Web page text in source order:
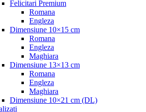
Felicitari Premium
Romana
Engleza
Dimensiune 10×15 cm
Romana
Engleza
Maghiara
Dimensiune 13×13 cm
Romana
Engleza
Maghiara
Dimensiune 10×21 cm (DL)